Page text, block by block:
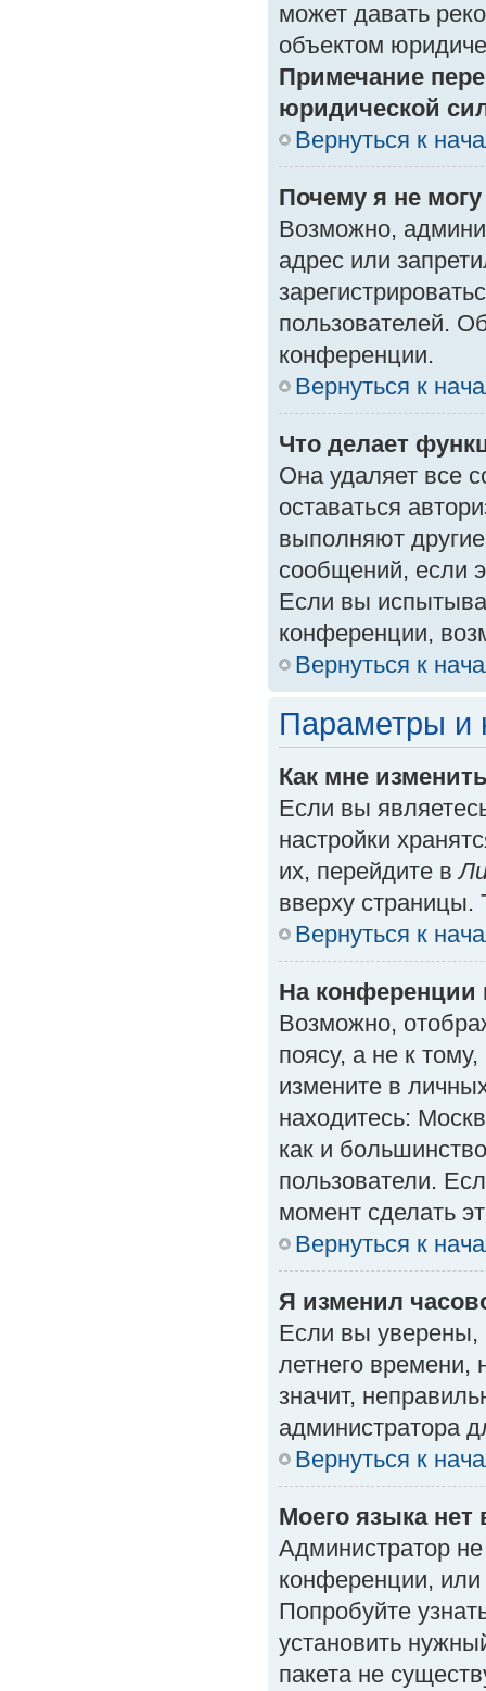
может давать
объектом
Примечание
юридической
Вернуться к
Почему я не
Возможно,
адрес или
пользователей.
конференции.
Вернуться к
Что делает
Она удаляет все
оставаться
выполняют
сообщений, если
Если вы
конференции,
Вернуться к
Параметры и
Как мне
Если вы
настройки
их, перейдите в
вверху страницы.
Вернуться к
На конференции
Возможно,
поясу, а не к
измените в
находитесь:
как и
пользователи.
момент сделать
Вернуться к
Я изменил
Если вы уверены,
летнего времени,
значит,
администратора
Вернуться к
Моего языка нет
Администратор
конференции,
Попробуйте
установить
пакета не